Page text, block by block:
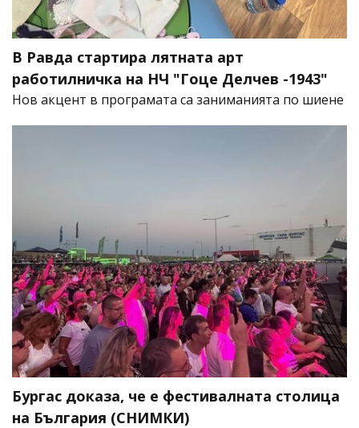
В Равда стартира лятната арт
работилничка на НЧ "Гоце Делчев -1943"
Нов акцент в програмата са заниманията по шиене
Бургас доказа, че е фестивалната столица
на България (СНИМКИ)